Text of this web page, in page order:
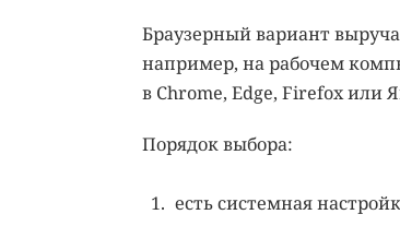
Браузерный вариант
например, на рабочем
в Chrome, Edge, Firefox или
Порядок выбора:
есть системная